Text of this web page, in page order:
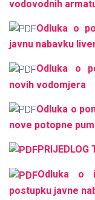
vodovodnih
Odluka o
javnu nabavku
Odluka o
novih vodomjera
Odluka o
nove potopne
PRIJEDLOG
Оdluka o
postupku javne